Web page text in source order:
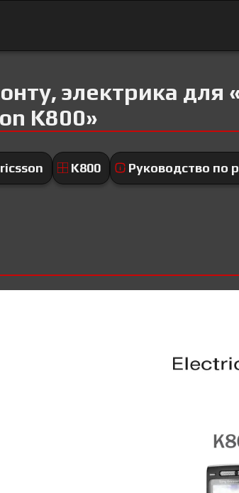
электрика
K800»
K800 Руководство по